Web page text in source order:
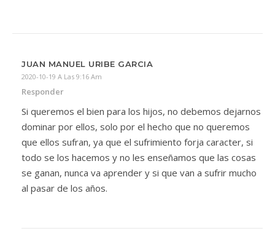
JUAN MANUEL URIBE GARCIA
2020-10-19 A Las 9:16 Am
Responder
Si queremos el bien para los hijos, no debemos dejarnos
dominar por ellos, solo por el hecho que no queremos
que ellos sufran, ya que el sufrimiento forja caracter, si
todo se los hacemos y no les enseñamos que las cosas
se ganan, nunca va aprender y si que van a sufrir mucho
al pasar de los años.